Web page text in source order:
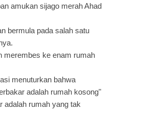
amukan sijago merah Ahad
bermula pada salah satu
merembes ke enam rumah
menuturkan bahwa
adalah rumah kosong"
adalah rumah yang tak